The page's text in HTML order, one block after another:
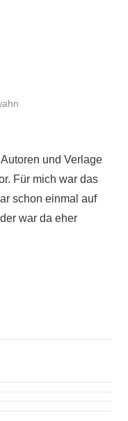
und Verlage
Für mich war das
schon einmal auf
war da eher